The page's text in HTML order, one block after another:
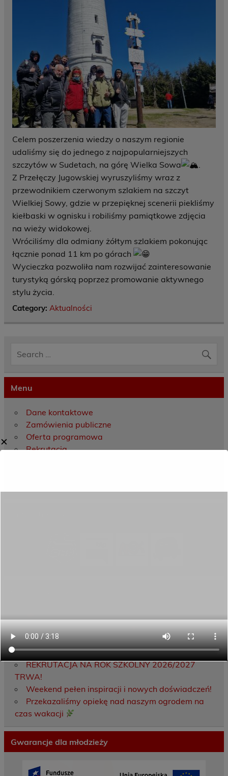
Celem poszerzenia wiedzy o naszym regionie
udaliśmy się do jednego z najpopularniejszych
szczytów w Sudetach, na górę Wielka Sowa
.
Z Przełęczy Jugowskiej wyruszyliśmy wraz z
przewodnikiem czerwonym szlakiem na szczyt
Wielkiej Sowy, gdzie w przepięknej scenerii piekliśmy
kiełbaski w ognisku i robiliśmy pamiątkowe zdjęcia
na wieży widokowej.
Wróciliśmy dla odmiany żółtym szlakiem pokonując
łącznie ponad 11 km po górach
Wycieczka pozwoliła nam rozwijać zainteresowanie
turystyką górską poprzez promowanie aktywnego
stylu życia.
Category: Aktualności
Menu
Dane kontaktowe
Zamówienia publiczne
Oferta programowa
Rekrutacja
Brygadą Obrony Terytorialnej
Zakończyliśmy dwutygodniowy staż zawodowy
w słonecznej Sewilli!
REKRUTACJA NA ROK SZKOLNY 2026/2027
TRWA!
Weekend pełen inspiracji i nowych doświadczeń!
Przekazaliśmy opiekę nad naszym ogrodem na
czas wakacji
Gwarancje dla młodzieży
✕